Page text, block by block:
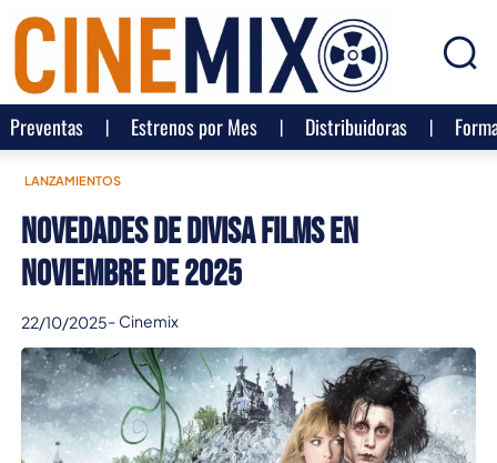
Preventas Estrenos por Mes Distribuidoras
LANZAMIENTOS
Novedades de Divisa Films en
Noviembre de 2025
22/10/2025- Cinemix